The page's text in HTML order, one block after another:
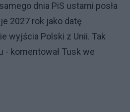
dnia PiS ustami posła
2027 rok jako datę
wyjścia Polski z Unii. Tak
- komentował Tusk we